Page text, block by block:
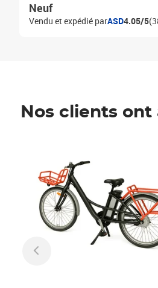
Neuf
Vendu et expédié parASD4.05/5
Nos clients